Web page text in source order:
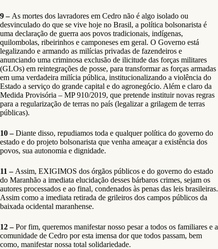
9 –As mortes dos lavradores em Cedro não é algo isolado ou
desvinculado do que se vive hoje no Brasil, a política bolsonarista é
uma declaração de guerra aos povos tradicionais, indígenas,
quilombolas, ribeirinhos e camponeses em geral. O Governo está
legalizando e armando as milícias privadas de fazendeiros e
anunciando uma criminosa exclusão de ilicitude das forças militares
(GLOs) em reintegrações de posse, para transformar as forças armadas
em uma verdadeira milícia pública, institucionalizando a violência do
Estado a serviço do grande capital e do agronegócio. Além e claro da
Medida Provisória – MP 910/2019, que pretende instituir novas regras
para a regularização de terras no país (legalizar a grilagem de terras
públicas).
10 –Diante disso, repudiamos toda e qualquer política do governo do
estado e do projeto bolsonarista que venha ameaçar a existência dos
povos, sua autonomia e dignidade.
11 –Assim, EXIGIMOS dos órgãos públicos e do governo do estado
do Maranhão a imediata elucidação desses bárbaros crimes, sejam os
autores processados e ao final, condenados às penas das leis brasileiras.
Assim como a imediata retirada de grileiros dos campos públicos da
baixada ocidental maranhense.
12 –Por fim, queremos manifestar nosso pesar a todos os familiares e a
comunidade de Cedro por esta imensa dor que todos passam, bem
como, manifestar nossa total solidariedade.